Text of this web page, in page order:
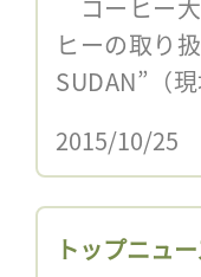
コーヒー
ヒーの取り
SUDAN”（
2015/10/25
トップニュ